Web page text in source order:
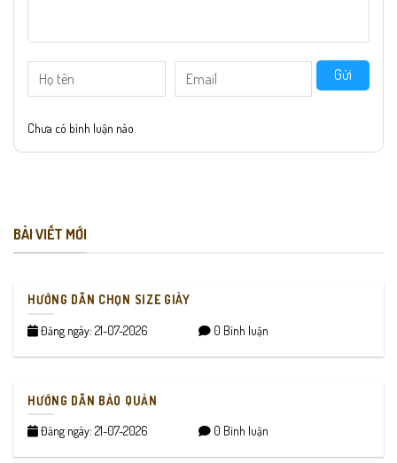
Gửi
Chưa có bình luận nào
BÀI VIẾT MỚI
HƯỚNG DẪN CHỌN SIZE GIÀY
Đăng ngày: 21-07-2026 0 Bình luận
HƯỚNG DẪN BẢO QUẢN
Đăng ngày: 21-07-2026 0 Bình luận